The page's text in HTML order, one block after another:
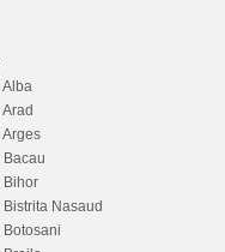
Alba
Arges
Bacau
Bihor
Bistrita Nasaud
Botosani